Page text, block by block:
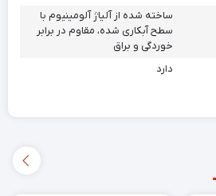
ساخته شده از آلیاژ آلومینیوم با
سطح آبکاری شده، مقاوم در برابر
خوردگی و براق
دارد